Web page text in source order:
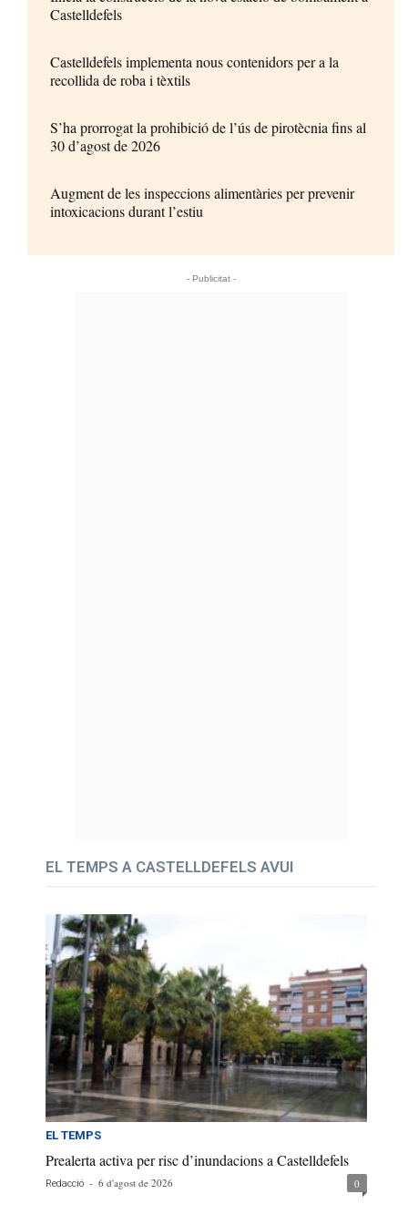
Castelldefels
Castelldefels implementa nous contenidors per a la
recollida de roba i tèxtils
S’ha prorrogat la prohibició de l’ús de pirotècnia fins al
30 d’agost de 2026
Augment de les inspeccions alimentàries per prevenir
intoxicacions durant l’estiu
- Publicitat -
EL TEMPS A CASTELLDEFELS AVUI
EL TEMPS
Prealerta activa per risc d’inundacions a Castelldefels
Redacció - 6 d'agost de 2026 0